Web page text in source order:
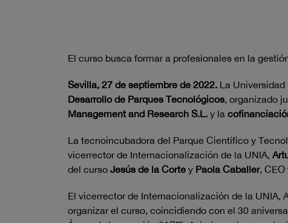
El curso busca formar a profesionales en la
Sevilla, 27 de septiembre de 2022. La Universidad
Desarrollo de Parques Tecnológicos, organizado
Management and Research S.L. y la
La tecnoincubadora del Parque Científico y
vicerrector de Internacionalización de la UNIA,
del curso Jesús de la Corte y Paola Caballer,
El vicerrector de Internacionalización de la UNIA,
organizar el curso, coincidiendo con el 30